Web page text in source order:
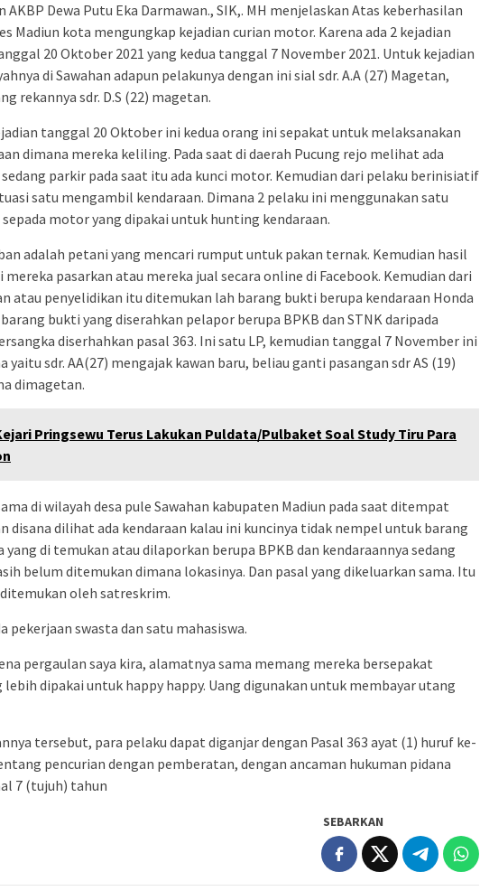
AKBP Dewa Putu Eka Darmawan., SIK,. MH menjelaskan Atas keberhasilan
Madiun kota mengungkap kejadian curian motor. Karena ada 2 kejadian
20 Oktober 2021 yang kedua tanggal 7 November 2021. Untuk kejadian
di Sawahan adapun pelakunya dengan ini sial sdr. A.A (27) Magetan,
rekannya sdr. D.S (22) magetan.
tanggal 20 Oktober ini kedua orang ini sepakat untuk melaksanakan
dimana mereka keliling. Pada saat di daerah Pucung rejo melihat ada
parkir pada saat itu ada kunci motor. Kemudian dari pelaku berinisiatif
satu mengambil kendaraan. Dimana 2 pelaku ini menggunakan satu
motor yang dipakai untuk hunting kendaraan.
adalah petani yang mencari rumput untuk pakan ternak. Kemudian hasil
pasarkan atau mereka jual secara online di Facebook. Kemudian dari
atau penyelidikan itu ditemukan lah barang bukti berupa kendaraan Honda
barang bukti yang diserahkan pelapor berupa BPKB dan STNK daripada
diserhahkan pasal 363. Ini satu LP, kemudian tanggal 7 November ini
yaitu sdr. AA(27) mengajak kawan baru, beliau ganti pasangan sdr AS (19)
dimagetan.
Pringsewu Terus Lakukan Puldata/Pulbaket Soal Study Tiru Para
di wilayah desa pule Sawahan kabupaten Madiun pada saat ditempat
disana dilihat ada kendaraan kalau ini kuncinya tidak nempel untuk barang
di temukan atau dilaporkan berupa BPKB dan kendaraannya sedang
belum ditemukan dimana lokasinya. Dan pasal yang dikeluarkan sama. Itu
oleh satreskrim.
pekerjaan swasta dan satu mahasiswa.
pergaulan saya kira, alamatnya sama memang mereka bersepakat
dipakai untuk happy happy. Uang digunakan untuk membayar utang
tersebut, para pelaku dapat diganjar dengan Pasal 363 ayat (1) huruf ke-
pencurian dengan pemberatan, dengan ancaman hukuman pidana
7 (tujuh) tahun
SEBARKAN